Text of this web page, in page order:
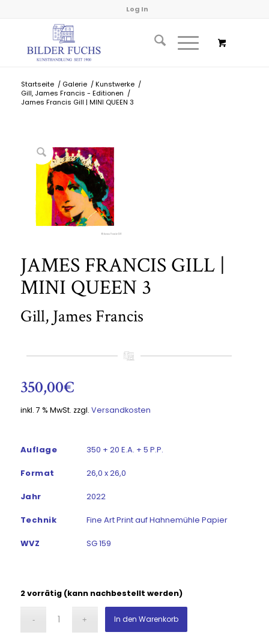
Log In
Startseite / Galerie / Kunstwerke /
Gill, James Francis - Editionen /
James Francis Gill | MINI QUEEN 3
JAMES FRANCIS GILL |
MINI QUEEN 3
Gill, James Francis
350,00€
inkl. 7 % MwSt. zzgl. Versandkosten
Auflage 350 + 20 E.A. + 5 P.P.
Format 26,0 x 26,0
Jahr 2022
Technik Fine Art Print auf Hahnemühle Papier
WVZ SG 159
2 vorrätig (kann nachbestellt werden)
In den Warenkorb